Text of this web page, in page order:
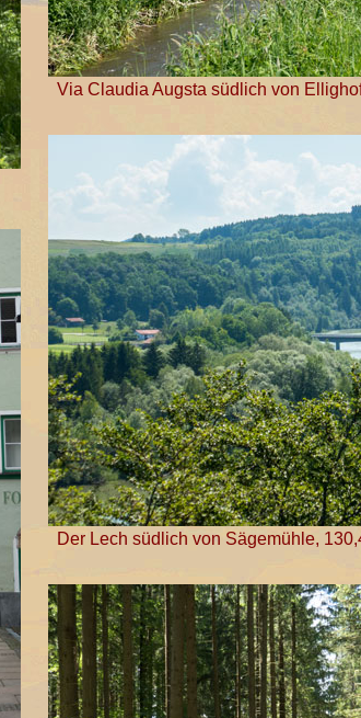
Via Claudia Augsta südlich von
Der Lech südlich von Sägemühle,